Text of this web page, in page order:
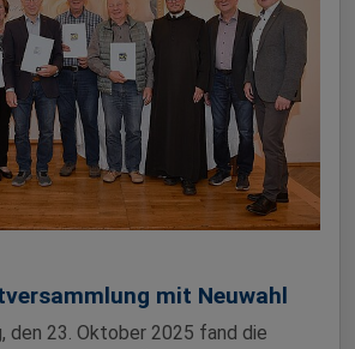
mit Neuwahl
den 23. Oktober 2025 fand die